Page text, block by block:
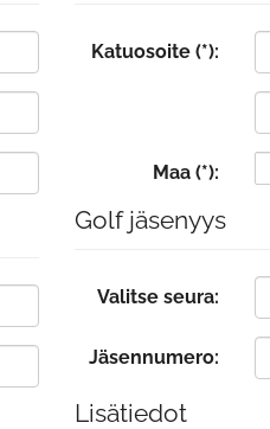
Katuosoite (*):
Maa (*):
Golf jäsenyys
Valitse seura:
Jäsennumero:
Lisätiedot